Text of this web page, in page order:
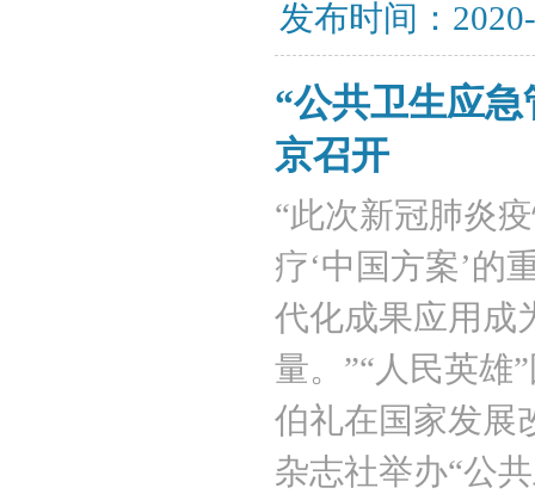
发布时间：
“公共卫生应
京召开
“此次新冠肺炎
疗‘中国方案’的
代化成果应用成
量。”“人民英雄
伯礼在国家发展
杂志社举办“公